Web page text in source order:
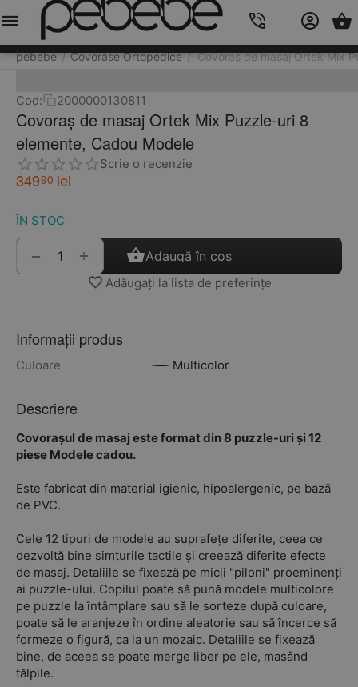
pebebe / Covorase Ortopedice / Covoraș de masaj Ortek Mix
Cod: 2000000130811
Covoraș de masaj Ortek Mix Puzzle-uri 8
elemente, Cadou Modele
Scrie o recenzie
34990 lei
ÎN STOC
+
− Adaugă în coș
Adăugați la lista de preferințe
Informații produs
Culoare Multicolor
Descriere
Covorașul de masaj este format din 8 puzzle-uri și 12
piese Modele cadou.
Este fabricat din material igienic, hipoalergenic, pe bază
de PVC.
Cele 12 tipuri de modele au suprafețe diferite, ceea ce
dezvoltă bine simțurile tactile și creează diferite efecte
de masaj. Detaliile se fixează pe micii "piloni" proeminenți
ai puzzle-ului. Copilul poate să pună modele multicolore
pe puzzle la întâmplare sau să le sorteze după culoare,
poate să le aranjeze în ordine aleatorie sau să încerce să
formeze o figură, ca la un mozaic. Detaliile se fixează
bine, de aceea se poate merge liber pe ele, masând
tălpile.
Meniu Caută Cos